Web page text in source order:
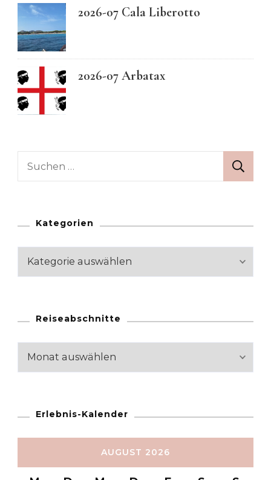
2026-07 Cala Liberotto
2026-07 Arbatax
Suchen
Kategorien
Kategorien
Reiseabschnitte
Reiseabschnitte
Erlebnis-Kalender
AUGUST 2026